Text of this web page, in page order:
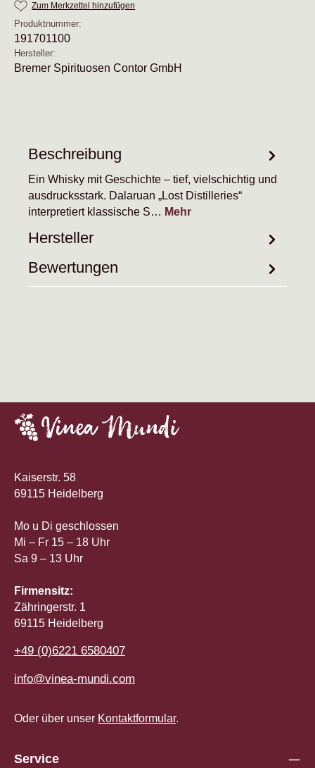
Zum Merkzettel hinzufügen
Produktnummer:
191701100
Hersteller:
Bremer Spirituosen Contor GmbH
Beschreibung
Ein Whisky mit Geschichte – tief, vielschichtig und
ausdrucksstark. Dalaruan „Lost Distilleries“
interpretiert klassische S… Mehr
Hersteller
Bewertungen
Kaiserstr. 58
69115 Heidelberg
Mo u Di geschlossen
Mi – Fr 15 – 18 Uhr
Sa 9 – 13 Uhr
Firmensitz:
Zähringerstr. 1
69115 Heidelberg
+49 (0)6221 6580407
info@vinea-mundi.com
Oder über unser Kontaktformular.
Service